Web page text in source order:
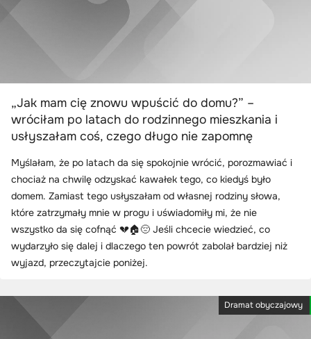
„Jak mam cię znowu wpuścić do domu?” –
wróciłam po latach do rodzinnego mieszkania i
usłyszałam coś, czego długo nie zapomnę
Myślałam, że po latach da się spokojnie wrócić, porozmawiać i
chociaż na chwilę odzyskać kawałek tego, co kiedyś było
domem. Zamiast tego usłyszałam od własnej rodziny słowa,
które zatrzymały mnie w progu i uświadomiły mi, że nie
wszystko da się cofnąć 💔🏠😔 Jeśli chcecie wiedzieć, co
wydarzyło się dalej i dlaczego ten powrót zabolał bardziej niż
wyjazd, przeczytajcie poniżej.
Dramat obyczajowy